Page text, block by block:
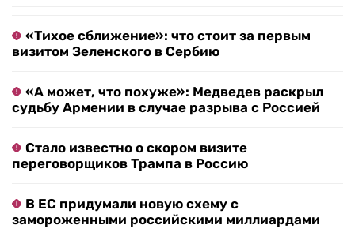
«Тихое сближение»: что стоит за первым
визитом Зеленского в Сербию
«А может, что похуже»: Медведев раскрыл
судьбу Армении в случае разрыва с Россией
Стало известно о скором визите
переговорщиков Трампа в Россию
В ЕС придумали новую схему с
замороженными российскими миллиардами